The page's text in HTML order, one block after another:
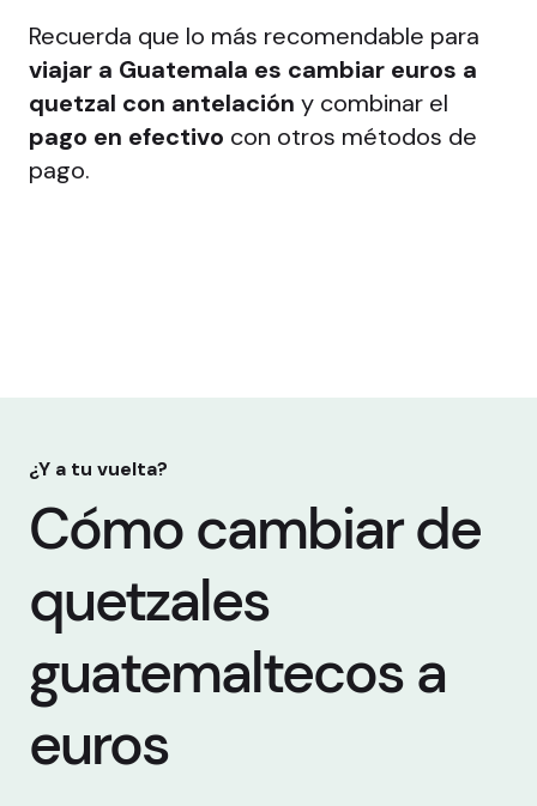
Recuerda que lo más recomendable para
viajar a Guatemala es cambiar euros a
quetzal con antelación y combinar el
pago en efectivo con otros métodos de
pago.
¿Y a tu vuelta?
Cómo cambiar de
quetzales
guatemaltecos a
euros